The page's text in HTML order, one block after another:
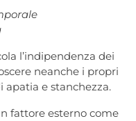
l’indipendenza dei
neanche i propri
apatia e stanchezza.
fattore esterno come